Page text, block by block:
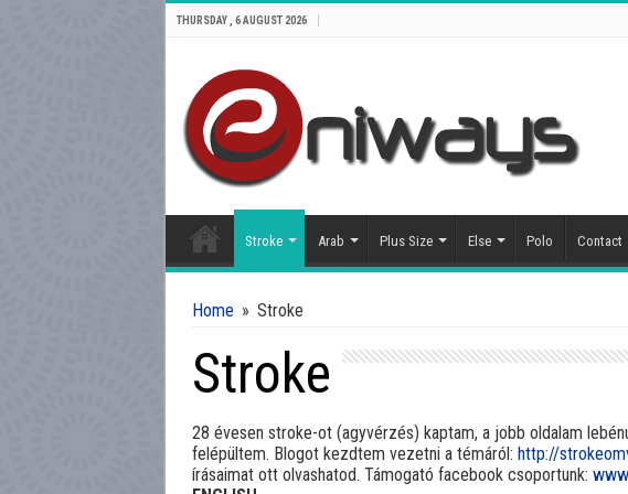
THURSDAY , 6 AUGUST 2026
Stroke Arab Plus Size Else Polo Contact
Home » Stroke
Stroke
28 évesen stroke-ot (agyvérzés) kaptam, a jobb oldalam
felépültem. Blogot kezdtem vezetni a témáról: http://
írásaimat ott olvashatod. Támogató facebook csoportunk: